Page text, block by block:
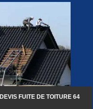
DEVIS FUITE DE TOITURE 64